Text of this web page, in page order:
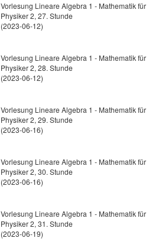
Vorlesung Lineare Algebra 1 - Mathematik für
Physiker 2, 27. Stunde
(2023-06-12)
Vorlesung Lineare Algebra 1 - Mathematik für
Physiker 2, 28. Stunde
(2023-06-12)
Vorlesung Lineare Algebra 1 - Mathematik für
Physiker 2, 29. Stunde
(2023-06-16)
Vorlesung Lineare Algebra 1 - Mathematik für
Physiker 2, 30. Stunde
(2023-06-16)
Vorlesung Lineare Algebra 1 - Mathematik für
Physiker 2, 31. Stunde
(2023-06-19)